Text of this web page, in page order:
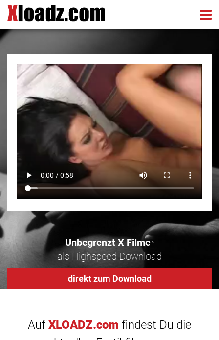
Unbegrenzt X Filme*
als Highspeed Download
direkt zum Download
Auf XLOADZ.com findest Du die